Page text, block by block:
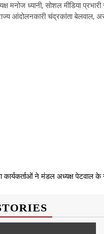
मनोज ध्यानी, सोशल मीडिया
आंदोलनकारी चंद्रकांता बेलवाल,
कार्यकर्ताओं ने मंडल अध्यक्ष पेटवाल के